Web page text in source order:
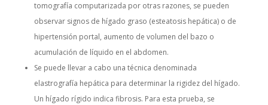
tomografía computarizada por otras razones, se pueden
observar signos de hígado graso (esteatosis hepática) o de
hipertensión portal, aumento de volumen del bazo o
acumulación de líquido en el abdomen.
Se puede llevar a cabo una técnica denominada
elastrografía hepática para determinar la rigidez del hígado.
Un hígado rígido indica fibrosis. Para esta prueba, se